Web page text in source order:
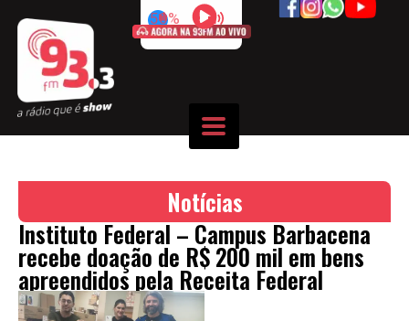
50%
Notícias
Instituto Federal – Campus Barbacena
recebe doação de R$ 200 mil em bens
apreendidos pela Receita Federal